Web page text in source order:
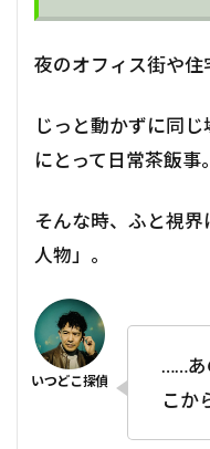
夜のオフィス街や住
じっと動かずに同
にとって日常茶飯事。
そんな時、ふと視
人物」。
……あ
こか